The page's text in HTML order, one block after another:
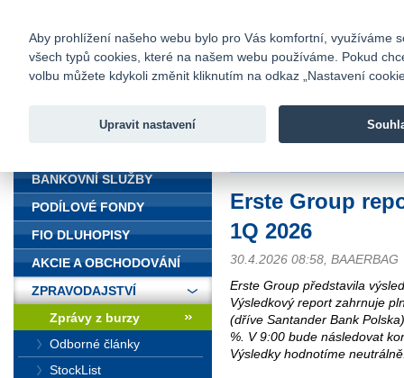
Fio banka
Fio banka
Erste Group
1Q 2026
30.4.2026 08:58, BAAERBAG
Erste Group představila
Výsledkový report zahrnuje
(dříve Santander Bank
%. V 9:00 bude následovat
Výsledky hodnotíme
BANKOVNÍ SLUŽBY
PODÍLOVÉ FONDY
FIO DLUHOPISY
AKCIE A OBCHODOVÁNÍ
ZPRAVODAJSTVÍ
Zprávy z burzy
Odborné články
StockList
Aby prohlížení našeho webu bylo pro Vás komfortní, využíváme
všech typů cookies, které na našem webu používáme. Pokud
volbu můžete kdykoli změnit kliknutím na odkaz „Nastavení
Upravit nastavení